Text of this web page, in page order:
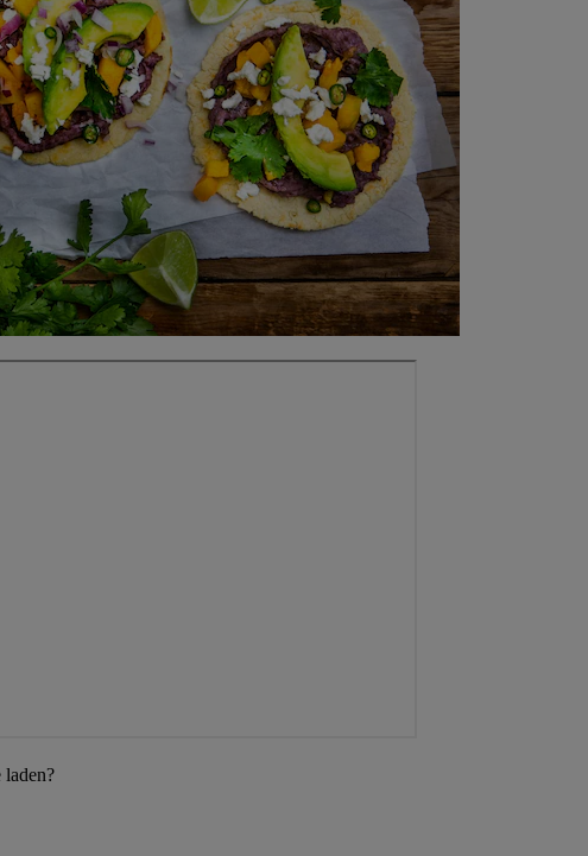
laden?